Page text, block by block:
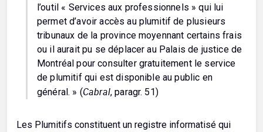
l’outil « Services aux professionnels » qui lui
permet d’avoir accès au plumitif de plusieurs
tribunaux de la province moyennant certains frais
ou il aurait pu se déplacer au Palais de justice de
Montréal pour consulter gratuitement le service
de plumitif qui est disponible au public en
général. » (Cabral, paragr. 51)
Les Plumitifs constituent un registre informatisé qui